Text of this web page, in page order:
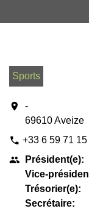
Sports
location_on
-
69610 Aveize
phone +33 6 59 71 15
people
Président(e):
Vice-
Trésorier(e):
Secrétaire: